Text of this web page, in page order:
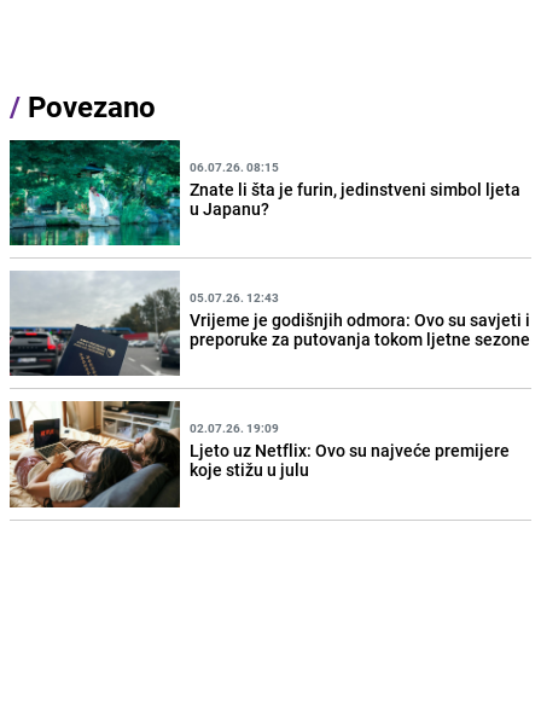
/ Povezano
06.07.26. 08:15
Znate li šta je furin, jedinstveni simbol ljeta
u Japanu?
05.07.26. 12:43
Vrijeme je godišnjih odmora: Ovo su savjeti i
preporuke za putovanja tokom ljetne sezone
02.07.26. 19:09
Ljeto uz Netflix: Ovo su najveće premijere
koje stižu u julu